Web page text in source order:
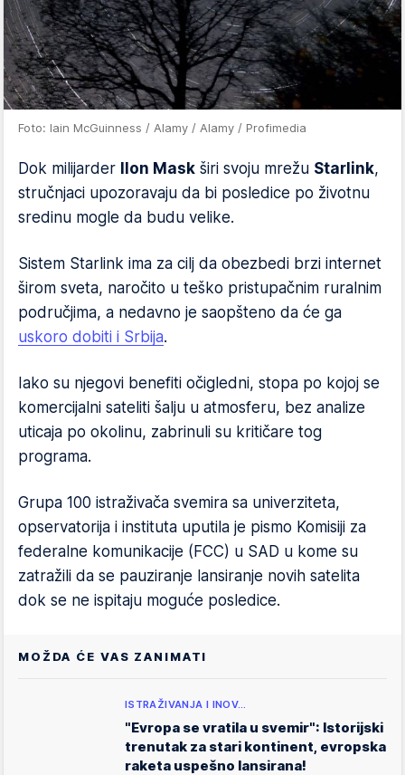
Foto: Iain McGuinness / Alamy / Alamy / Profimedia
Dok milijarder Ilon Mask širi svoju mrežu Starlink,
stručnjaci upozoravaju da bi posledice po životnu
sredinu mogle da budu velike.
Sistem Starlink ima za cilj da obezbedi brzi internet
širom sveta, naročito u teško pristupačnim ruralnim
područjima, a nedavno je saopšteno da će ga
uskoro dobiti i Srbija.
Iako su njegovi benefiti očigledni, stopa po kojoj se
komercijalni sateliti šalju u atmosferu, bez analize
uticaja po okolinu, zabrinuli su kritičare tog
programa.
Grupa 100 istraživača svemira sa univerziteta,
opservatorija i instituta uputila je pismo Komisiji za
federalne komunikacije (FCC) u SAD u kome su
zatražili da se pauziranje lansiranje novih satelita
dok se ne ispitaju moguće posledice.
MOŽDA ĆE VAS ZANIMATI
ISTRAŽIVANJA I INOV…
"Evropa se vratila u svemir": Istorijski
trenutak za stari kontinent, evropska
raketa uspešno lansirana!